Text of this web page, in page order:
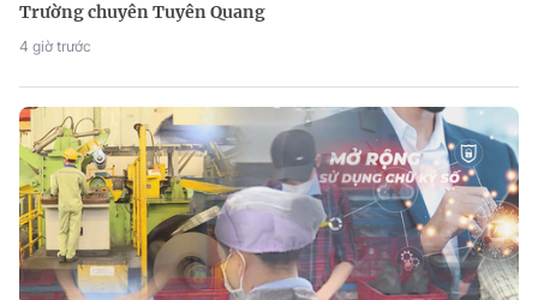
Trường chuyên Tuyên Quang
4 giờ trước